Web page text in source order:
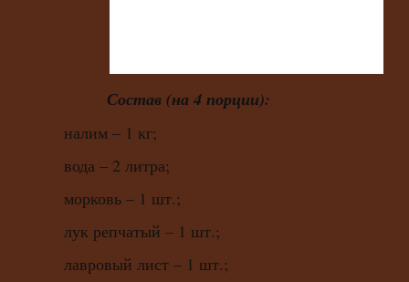
Состав (на 4 порции):
налим – 1 кг;
вода – 2 литра;
морковь – 1 шт.;
лук репчатый – 1 шт.;
лавровый лист – 1 шт.;